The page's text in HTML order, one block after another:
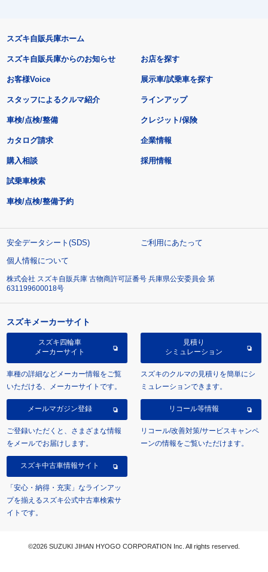
スズキ自販兵庫ホーム
スズキ自販兵庫からのお知らせ
お客様Voice
スタッフによるクルマ紹介
お店を探す
展示車/試乗車を探す
ラインアップ
車検/点検/整備 クレジット/保険
カタログ請求
購入相談
試乗車検索
車検/点検/整備予約
企業情報
採用情報
安全データシート(SDS)
ご利用にあたって
個人情報について
株式会社 スズキ自販兵庫 古物商許可証番号 兵庫県公安委員会 第
631199600018号
スズキメーカーサイト
スズキ四輪車
メーカーサイト
車種の詳細などメーカー情報をご覧
いただける、メーカーサイトです。
見積り
シミュレーション
スズキのクルマの見積りを簡単にシ
ミュレーションできます。
メールマガジン登録
ご登録いただくと、さまざまな情報
をメールでお届けします。
リコール等情報
リコール/改善対策/サービスキャンペ
ーンの情報をご覧いただけます。
スズキ中古車情報サイト
「安心・納得・充実」なラインアッ
プを揃えるスズキ公式中古車検索サ
イトです。
©2026 SUZUKI JIHAN HYOGO CORPORATION Inc. All rights reserved.